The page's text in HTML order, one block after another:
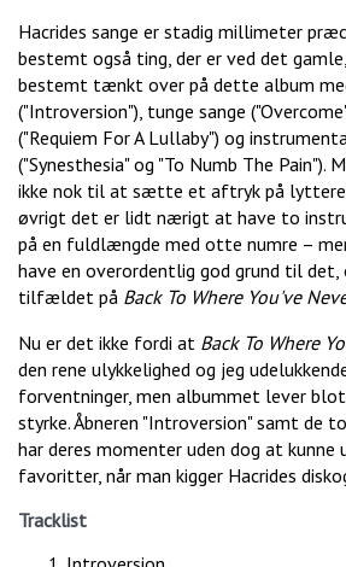
Hacrides sange er stadig millimeter
bestemt også ting, der er ved det
bestemt tænkt over på dette album
("Introversion"), tunge sange
("Requiem For A Lullaby") og
("Synesthesia" og "To Numb The Pain").
ikke nok til at sætte et aftryk på
øvrigt det er lidt nærigt at have to
på en fuldlængde med otte numre –
have en overordentlig god grund til det,
tilfældet på Back To Where You've
Nu er det ikke fordi at Back To Where
den rene ulykkelighed og jeg
forventninger, men albummet lever
styrke. Åbneren "Introversion" samt de
har deres momenter uden dog at
favoritter, når man kigger Hacrides
Tracklist